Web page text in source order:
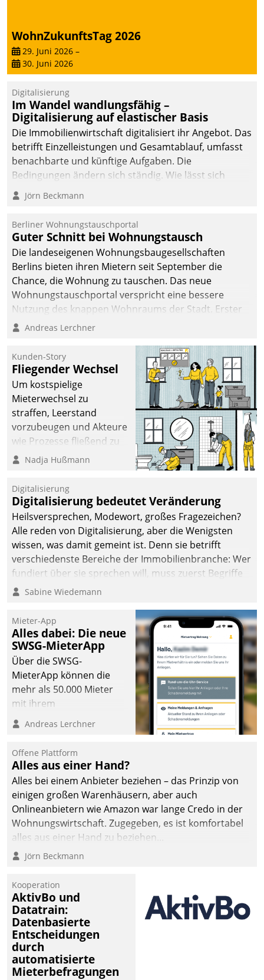
– und beschleunigt damit
den Weg vom
Mieteranliegen zum
WohnZukunftsTag 2026
29. Juni 2026 –
30. Juni 2026
Digitalisierung
Im Wandel wandlungsfähig –
Digitalisierung auf elastischer Basis
Die Immobilienwirtschaft digitalisiert ihr Angebot. Das
betrifft Einzelleistungen und Gesamtablauf, umfasst
benachbarte und künftige Aufgaben. Die
Bedingungen ändern sich ständig. Wie lässt sich
technisch die Kontrolle wahren und zugleich Freiraum
fürs Wachsen öffnen?
Jörn Beckmann
Berliner Wohnungstauschportal
Guter Schnitt bei Wohnungstausch
Die landeseigenen Wohnungsbaugesellschaften
Berlins bieten ihren Mietern seit September die
Chance, die Wohnung zu tauschen. Das neue
Wohnungstauschportal verspricht eine bessere
Nutzung des knappen Wohnraums der Stadt. Erster
Anwendungsfall für Datatrains Lösung API-Hub mit
Unternehmen.
Andreas Lerchner
Kunden-Story
Fliegender Wechsel
Um kostspielige
Mieterwechsel zu
straffen, Leerstand
vorzubeugen und Akteure
wie Prozesse fließend zu
vernetzen, nutzt die
Jahresbeginn eine
Überblick, Einsicht und
Eingriff bietende Lösung.
Zur Entwicklung setzte
man auf
Cloudtechnologie,
bewährte und Startup-
agile Projektmethoden.
Nadja Hußmann
Digitalisierung
Digitalisierung bedeutet Veränderung
Heilsversprechen, Modewort, großes Fragezeichen?
Alle reden von Digitalisierung, aber die Wenigsten
wissen, was damit gemeint ist. Denn sie betrifft
verschiedenste Bereiche der Immobilienbranche: Wer
fundiert über sie sprechen will, muss zuerst Begriffe
klären. Ein Aspekt ist die betriebliche Optimierung:
Einsparungen durch optimierte und automatisierte
Prozesse. Doch man darf nicht zu viel erwarten: Allein
mit der Einführung einer neuen Software ist es nicht
getan. Die Digitalisierung erfordert von Unternehmen
die Bereitschaft, sich zu überprüfen, zu hinterfragen
und zu verändern.
Sabine Wiedemann
Mieter-App
Alles dabei: Die neue
SWSG-MieterApp
Über die SWSG-
MieterApp können die
mehr als 50.000 Mieter
mit ihrem
Wohnungsunternehmen
kommunizieren, auf dem
einsehen und ändern
oder
Schadensmeldungen
abgeben – rund um die
Uhr.
Andreas Lerchner
Offene Plattform
Alles aus einer Hand?
Alles bei einem Anbieter beziehen – das Prinzip von
einigen großen Warenhäusern, aber auch
Onlineanbietern wie Amazon war lange Credo in der
Wohnungswirtschaft. Zugegeben, es ist komfortabel
alles aus einer Hand zu beziehen...
Jörn Beckmann
Kooperation
AktivBo und
Datatrain:
Datenbasierte
Entscheidungen
durch
automatisierte
Mieterbefragungen